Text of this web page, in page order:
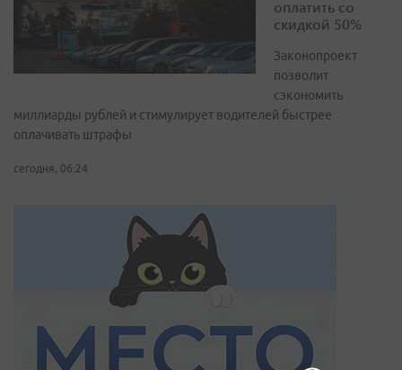
оплатить со
скидкой 50%
Законопроект
позволит
сэкономить
миллиарды рублей и стимулирует водителей быстрее
оплачивать штрафы
сегодня, 06:24